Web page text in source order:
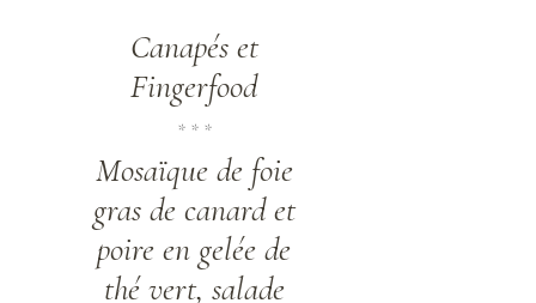
Canapés et
Fingerfood
* * *
Mosaïque de foie
gras de canard et
poire en gelée de
thé vert, salade